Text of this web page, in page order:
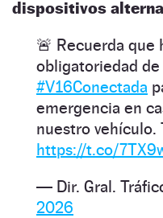
dispositivos
🚨 Recuerda que
obligatoriedad de
#V16Conectada
emergencia en
nuestro vehículo.
https://t.co/
— Dir. Gral.
2026